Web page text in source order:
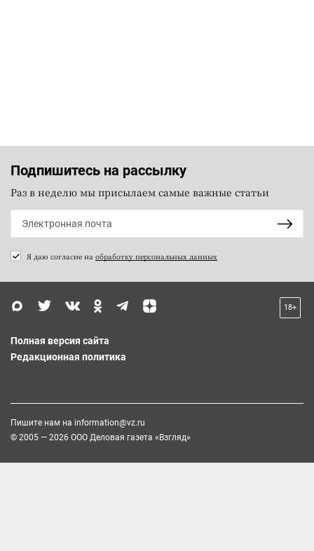
Подпишитесь на рассылку
Раз в неделю мы присылаем самые важные статьи
Я даю согласие на обработку персональных данных
18+
Полная версия сайта
Редакционная политика
Пишите нам на information@vz.ru
© 2005 — 2026 ООО Деловая газета «Взгляд»